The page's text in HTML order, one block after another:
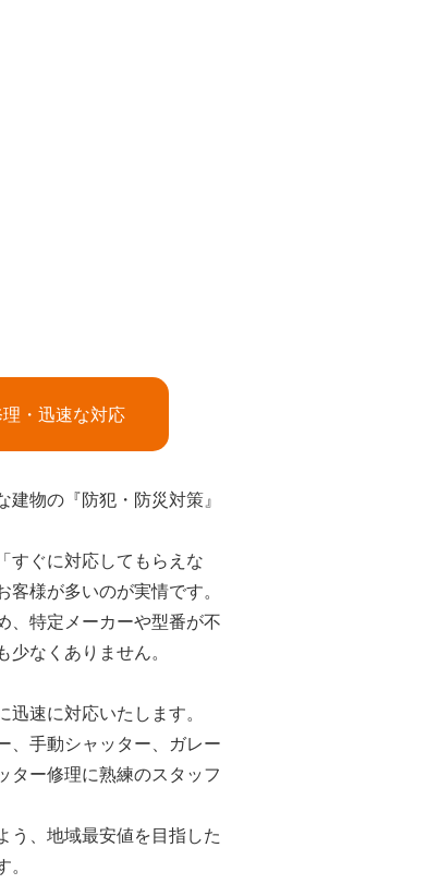
・迅速な対応
物の『防犯・防災対策』
すぐに対応してもらえな
様が多いのが実情です。
、特定メーカーや型番が不
なくありません。
速に対応いたします。
、手動シャッター、ガレー
ター修理に熟練のスタッフ
う、地域最安値を目指した